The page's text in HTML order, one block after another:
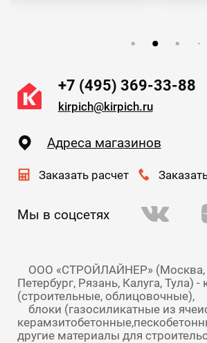
+7 (495) 369-33-88
kirpich@kirpich.ru
Адреса магазинов
Заказать расчет
Мы в соцсетях
Петербург, Рязань, Калуга, Тула) -
(строительные, облицовочные),